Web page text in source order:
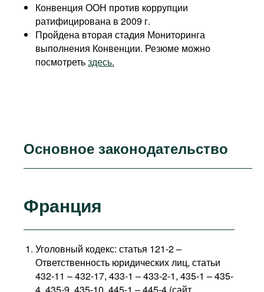
Конвенция ООН против коррупции
ратифицирована в 2009 г.
Пройдена вторая стадия Мониторинга
выполнения Конвенции. Резюме можно
посмотретьздесь.
Основное законодательство
Франция
Уголовный кодекс: статья 121-2 –
Ответственность юридических лиц, статьи
432-11 – 432-17, 433-1 – 433-2-1, 435-1 – 435-